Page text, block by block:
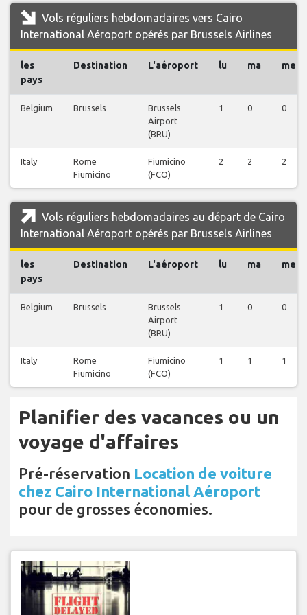
Vols réguliers hebdomadaires vers Cairo
International Aéroport opérés par Brussels Airlines
les
pays
Destination L'aéroport lu ma me
Belgium Brussels
Brussels
Airport
(BRU)
1 0 0
Italy
Rome
Fiumicino
Fiumicino
(FCO)
2 2 2
Vols réguliers hebdomadaires au départ de Cairo
International Aéroport opérés par Brussels Airlines
les
pays
Destination L'aéroport lu ma me
Belgium Brussels
Brussels
Airport
(BRU)
1 0 0
Italy
Rome
Fiumicino
Fiumicino
(FCO)
1 1 1
Planifier des vacances ou un
voyage d'affaires
Pré-réservation Location de voiture
chez Cairo International Aéroport
pour de grosses économies.